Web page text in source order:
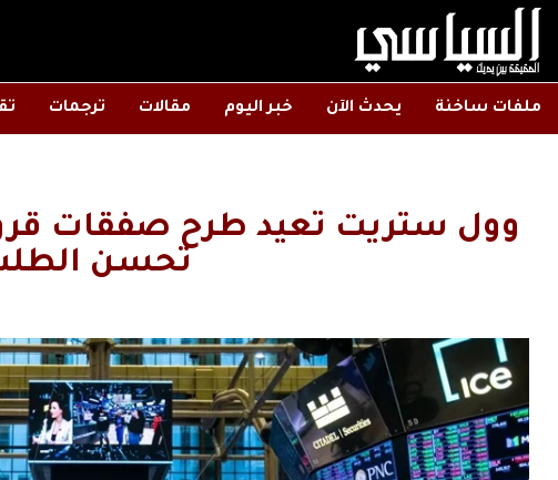
ملفات ساخنة يحدث الآن خبر اليوم مقالات ترجمات
وول ستريت تعيد طرح صفقات
تحسن